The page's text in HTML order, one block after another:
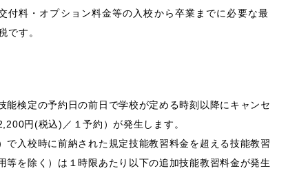
付料・オプション料金等の入校から卒業までに必要な最
です。
能検定の予約日の前日で学校が定める時刻以降にキャンセ
円(税込)／１予約）が発生します。
で入校時に前納された規定技能教習料金を超える技能教習
等を除く）は１時限あたり以下の追加技能教習料金が発生